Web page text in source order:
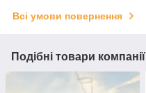
Всі умови повернення
Подібні товари компанії